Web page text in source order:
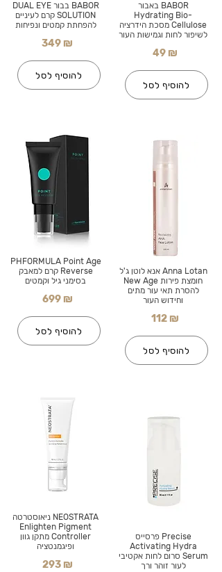
BABOR בבור DUAL EYE
SOLUTION קרם לעיניים
להפחתת קמטים ונפיחות
349 ₪
להוסיף לסל
PHFORMULA Point Age
Reverse קרם למאבק
בסימני גיל וקמטים
699 ₪
להוסיף לסל
NEOSTRATA ניאוסטרטה
Enlighten Pigment
Controller מתקן גוון
ופיגמנטציה
293 ₪
BABOR באבור
Hydrating Bio-
Cellulose מסכת הידרציה
לשיפור לחות וגמישות העור
49 ₪
להוסיף לסל
Anna Lotan אנא לוטן ג'ל
חומצת פירות New Age
להסרת תאי עור מתים
וחידוש העור
112 ₪
להוסיף לסל
Precise פרסייס
Activating Hydra
Serum סרום לחות אקטיבי
לעור זוהר ורך